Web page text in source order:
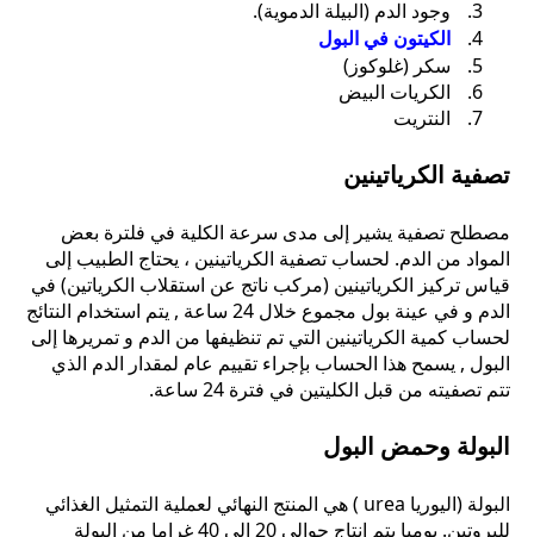
وجود الدم (البيلة الدموية).
الكيتون في البول
سكر (غلوكوز)
الكريات البيض
النتريت
تصفية الكرياتينين
مصطلح تصفية يشير إلى مدى سرعة الكلية في فلترة بعض
المواد من الدم. لحساب تصفية الكرياتينين ، يحتاج الطبيب إلى
قياس تركيز الكرياتينين (مركب ناتج عن استقلاب الكرياتين) في
الدم و في عينة بول مجموع خلال 24 ساعة , يتم استخدام النتائج
لحساب كمية الكرياتينين التي تم تنظيفها من الدم و تمريرها إلى
البول , يسمح هذا الحساب بإجراء تقييم عام لمقدار الدم الذي
تتم تصفيته من قبل الكليتين في فترة 24 ساعة.
البولة وحمض البول
البولة (اليوريا urea ) هي المنتج النهائي لعملية التمثيل الغذائي
للبروتين. يوميا يتم إنتاج حوالي 20 إلى 40 غراما من البولة